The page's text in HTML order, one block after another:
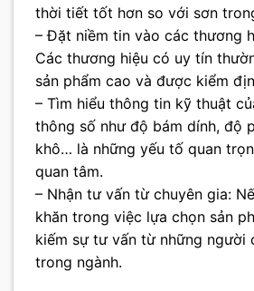
thời tiết tốt hơn so với sơn
– Đặt niềm tin vào các thương
Các thương hiệu có uy tín
sản phẩm cao và được kiểm
– Tìm hiểu thông tin kỹ thuật
thông số như độ bám dính, độ
khô… là những yếu tố quan
quan tâm.
– Nhận tư vấn từ chuyên gia:
khăn trong việc lựa chọn sản
kiếm sự tư vấn từ những người
trong ngành.